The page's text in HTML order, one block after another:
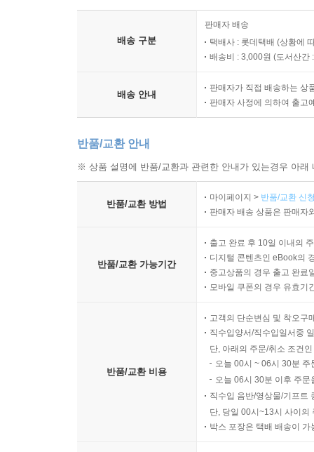
배송 구분
판매자 배송
택배사 : 롯데택배 (상황에
배송비 : 3,000원 (도서산간
배송 안내
판매자가 직접 배송하는 상
판매자 사정에 의하여 출고
반품/교환 안내
※ 상품 설명에 반품/교환과 관련한 안내가 있는경우 아
반품/교환 방법
마이페이지 > 반품/교환 신
판매자 배송 상품은 판매자
반품/교환 가능기간
출고 완료 후 10일 이내의
디지털 콘텐츠인 eBook의
중고상품의 경우 출고 완료
모바일 쿠폰의 경우 유효기
반품/교환 비용
고객의 단순변심 및 착오구
직수입양서/직수입일서중
단, 아래의 주문/취소 조건
오늘 00시 ~ 06시 30분
오늘 06시 30분 이후 주
직수입 음반/영상물/기프트
단, 당일 00시~13시 사이의
박스 포장은 택배 배송이